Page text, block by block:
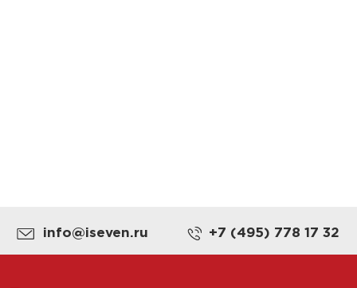
info@iseven.ru +7 (495) 778 17 32